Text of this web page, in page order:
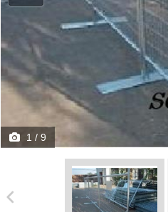
1 / 9